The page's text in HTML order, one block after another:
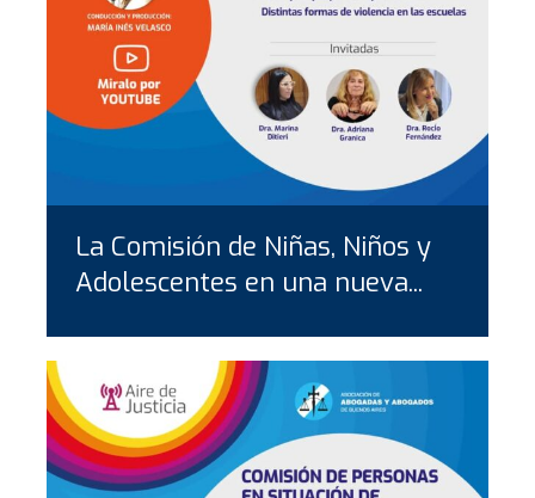
La Comisión de Niñas, Niños y
Adolescentes en una nueva...